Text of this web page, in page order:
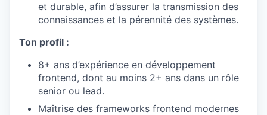
et durable, afin d’assurer la transmission des
connaissances et la pérennité des systèmes.
Ton profil :
8+ ans d’expérience en développement
frontend, dont au moins 2+ ans dans un rôle
senior ou lead.
Maîtrise des frameworks frontend modernes